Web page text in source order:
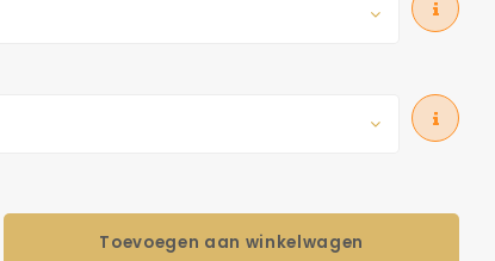
Toevoegen aan winkelwagen